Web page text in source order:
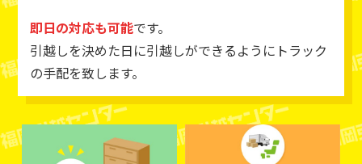
即日の対応も可能です。
引越しを決めた日に引越しができるようにトラック
の手配を致します。